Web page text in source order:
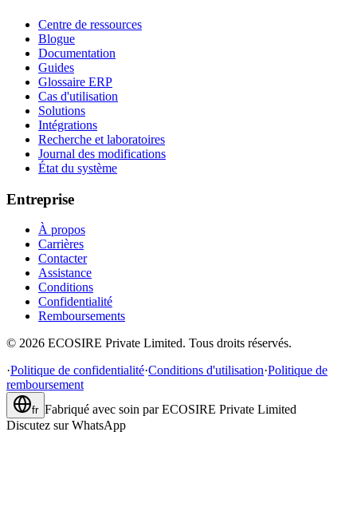
Centre de ressources
Blogue
Documentation
Guides
Glossaire ERP
Cas d'utilisation
Solutions
Intégrations
Recherche et laboratoires
Journal des modifications
État du système
Entreprise
À propos
Carrières
Contacter
Assistance
Conditions
Confidentialité
Remboursements
© 2026 ECOSIRE Private Limited. Tous droits réservés.
·Politique de confidentialité·Conditions d'utilisation·Politique de
remboursement
fr Fabriqué avec soin par ECOSIRE Private Limited
Discutez sur WhatsApp